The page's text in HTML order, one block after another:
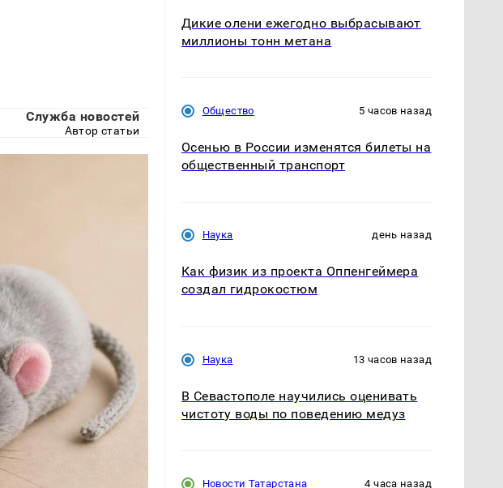
Служба новостей
Автор статьи
Дикие олени ежегодно выбрасывают
миллионы тонн метана
Общество 5 часов назад
Осенью в России изменятся билеты на
общественный транспорт
Наука день назад
Как физик из проекта Оппенгеймера
создал гидрокостюм
Наука 13 часов назад
В Севастополе научились оценивать
чистоту воды по поведению медуз
Новости Татарстана 4 часа назад